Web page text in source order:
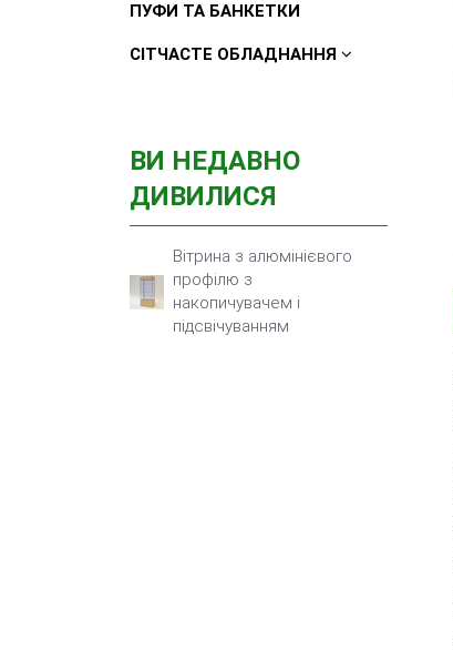
ПУФИ ТА БАНКЕТКИ
СІТЧАСТЕ ОБЛАДНАННЯ
ВИ НЕДАВНО
ДИВИЛИСЯ
Вітрина з алюмінієвого
профілю з
накопичувачем і
підсвічуванням